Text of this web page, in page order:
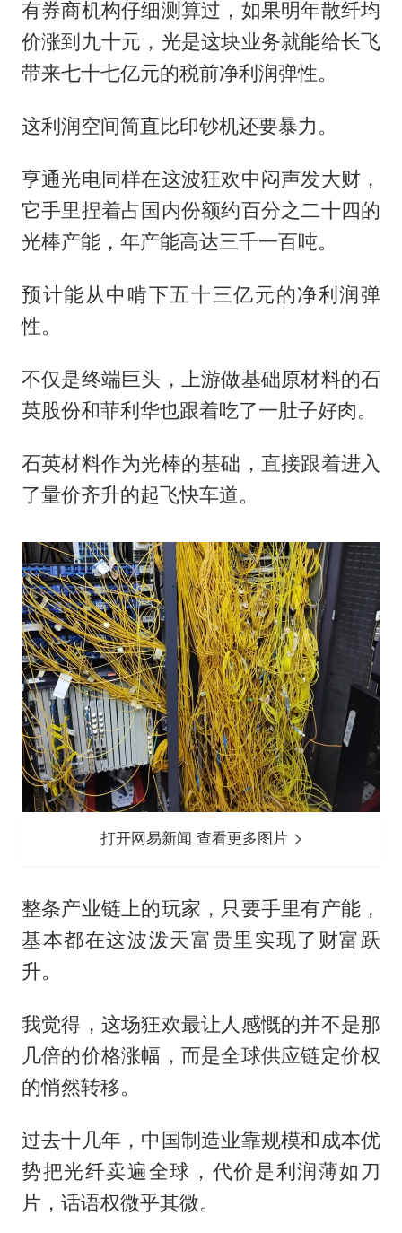
有券商机构仔细测算过，如果明年散纤均
价涨到九十元，光是这块业务就能给长飞
带来七十七亿元的税前净利润弹性。
这利润空间简直比印钞机还要暴力。
亨通光电同样在这波狂欢中闷声发大财，
它手里捏着占国内份额约百分之二十四的
光棒产能，年产能高达三千一百吨。
预计能从中啃下五十三亿元的净利润弹
性。
不仅是终端巨头，上游做基础原材料的石
英股份和菲利华也跟着吃了一肚子好肉。
石英材料作为光棒的基础，直接跟着进入
了量价齐升的起飞快车道。
打开网易新闻 查看更多图片
整条产业链上的玩家，只要手里有产能，
基本都在这波泼天富贵里实现了财富跃
升。
我觉得，这场狂欢最让人感慨的并不是那
几倍的价格涨幅，而是全球供应链定价权
的悄然转移。
过去十几年，中国制造业靠规模和成本优
势把光纤卖遍全球，代价是利润薄如刀
片，话语权微乎其微。